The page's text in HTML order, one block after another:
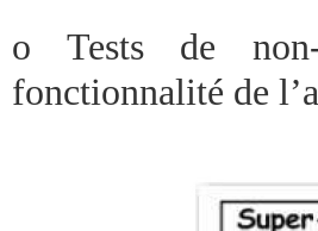
o Tests de
fonctionnalité de